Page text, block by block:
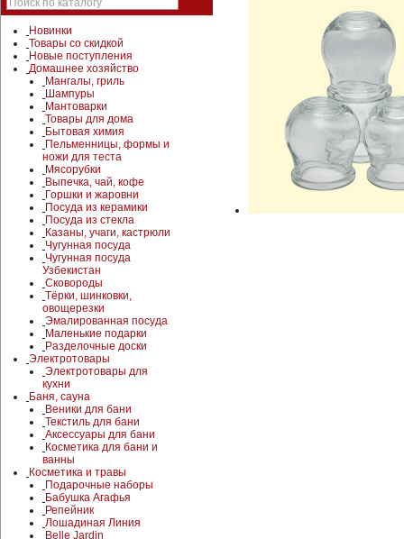
Поиск по каталогу
Новинки
Товары со скидкой
Новые поступления
Домашнее хозяйство
Мангалы, гриль
Шампуры
Мантоварки
Товары для дома
Бытовая химия
Пельменницы, формы и
ножи для теста
Мясорубки
Выпечка, чай, кофе
Горшки и жаровни
Посуда из керамики
Посуда из стекла
Казаны, учаги, кастрюли
Чугунная посуда
Чугунная посуда
Узбекистан
Сковороды
Тёрки, шинковки,
овощерезки
Эмалированная посуда
Маленькие подарки
Разделочные доски
Электротовары
Электротовары для
кухни
Баня, сауна
Веники для бани
Текстиль для бани
Аксессуары для бани
Косметика для бани и
ванны
Косметика и травы
Подарочные наборы
Бабушка Агафья
Репейник
Лошадиная Линия
Belle Jardin